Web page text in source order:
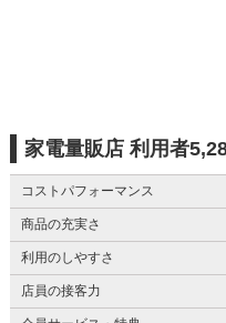
家電量販店 利用者
コストパフォーマンス
商品の充実さ
利用のしやすさ
店員の接客力